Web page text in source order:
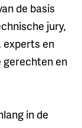
de basis
jury,
experts en
gerechten en
in de